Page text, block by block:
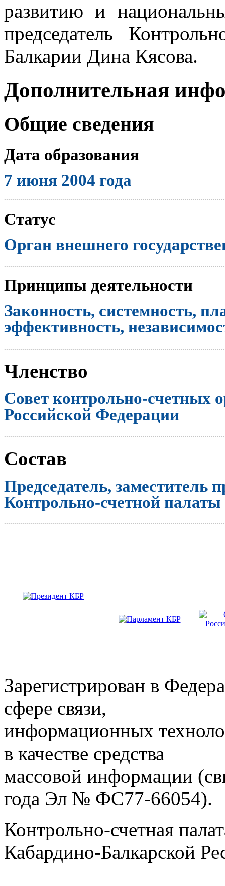
развитию и
председатель
Балкарии Дина Кясова.
Дополнительная
Общие сведения
Дата образования
7 июня 2004 года
Статус
Орган внешнего
Принципы деятельности
Законность, системность,
эффективность,
Членство
Совет контрольно-счетных
Российской Федерации
Состав
Председатель, заместитель
Контрольно-счетной палаты
Зарегистрирован в
сфере связи,
информационных
в качестве средства
массовой информации
года Эл № ФС77-66054).
Контрольно-счетная
Кабардино-Балкарской